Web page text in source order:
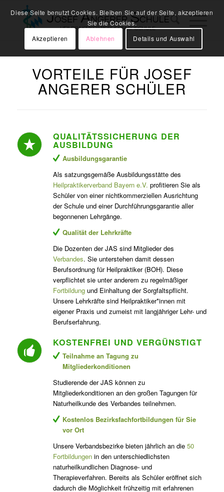
VORTEILE FÜR JOSEF
ANGERER SCHÜLER
QUALITÄTSSICHERUNG DER
AUSBILDUNG
Ausbildungsgarantie
Als satzungsgemäße Ausbildungsstätte des
Heilpraktikerverband Bayern e.V. profitieren Sie als
Schüler von einer nichtkommerziellen Ausrichtung
der Schule und einer Durchführungsgarantie aller
begonnenen Lehrgänge.
Qualität der Lehrkräfte
Die Dozenten der JAS sind Mitglieder des
Verbandes. Sie unterstehen damit dessen
Berufsordnung für Heilpraktiker (BOH). Diese
verpflichtet sie unter anderem zu regelmäßiger
Fortbildungund Einhaltung der Sorgfaltspflicht.
Unsere Lehrkräfte sind Heilpraktiker*innen mit
eigener Praxis und zumeist mit langjähriger Lehr- und
Berufserfahrung.
KOSTENFREI UND VERGÜNSTIGT
Teilnahme an Tagung zu
Mitgliederkonditionen
Studierende der JAS können zu
Mitgliederkonditionen an den großen Tagungen für
Naturheilkunde des Verbandes teilnehmen.
Kostenlos Bezirksfachfortbildungen für Sie
vor Ort
Unsere Verbandsbezirke bieten jährlich an die 50
Fortbildungenin den unterschiedlichsten
naturheilkundlichen Diagnose- und
Therapieverfahren. Bereits als Schüler eröffnet sich
dadurch die Möglichkeit frühzeitig mit erfahrenen
Diese Seite benutzt Cookies. Bleiben Sie auf der Seite, akzeptieren
Sie die Cookies.
Akzeptieren
Ablehnen Details und Auswahl